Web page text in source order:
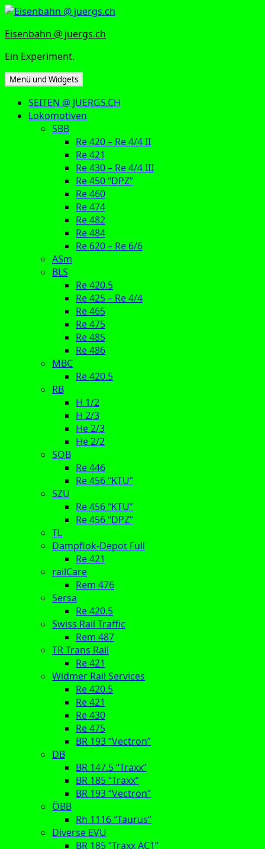
Zum
springen
Eisenbahn @ juergs.ch
Ein Experiment.
Menü und Widgets
SEITEN @ JUERGS.CH
Lokomotiven
SBB
Re 420 – Re 4/4 II
Re 421
Re 430 – Re 4/4 III
Re 450 “DPZ”
Re 460
Re 474
Re 482
Re 484
Re 620 – Re 6/6
ASm
BLS
Re 420.5
Re 425 – Re 4/4
Re 465
Re 475
Re 485
Re 486
MBC
Re 420.5
RB
H 1/2
H 2/3
He 2/3
He 2/2
SOB
Re 446
Re 456 “KTU”
SZU
Re 456 “KTU”
Re 456 “DPZ”
TL
Dampflok-Depot Full
Re 421
railCare
Rem 476
Sersa
Re 420.5
Swiss Rail Traffic
Rem 487
TR Trans Rail
Re 421
Widmer Rail Services
Re 420.5
Re 421
Re 430
Re 475
BR 193 “Vectron”
DB
BR 147.5 “Traxx”
BR 185 “Traxx”
BR 193 “Vectron”
ÖBB
Rh 1116 “Taurus”
Diverse EVU
BR 185 “Traxx AC1”